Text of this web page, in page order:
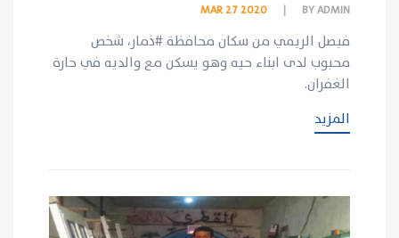
MAR 27 2020 BYADMIN
فيصل الريمي من سكان محافظة #ذمار، شخص
محبوب لدى ابناء حيه وهو يسكن مع والديه في حارة
الغفران.
المزيد